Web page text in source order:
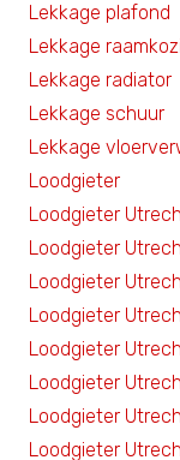
Lekkage plafond
Lekkage
Lekkage radiator
Lekkage schuur
Lekkage
Loodgieter
Loodgieter
Loodgieter
Loodgieter
Loodgieter
Loodgieter
Loodgieter
Loodgieter
Loodgieter